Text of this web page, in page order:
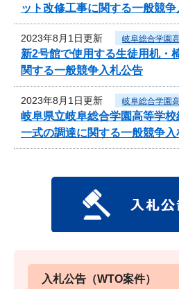
ット改修工事に関する一般競
2023年8月1日更新 岐阜総合学園
新2号館で使用する生徒用机・
関する一般競争入札公告
2023年8月1日更新 岐阜総合学園
岐阜県立岐阜総合学園高等学
一式の調達に関する一般競争入
入札公告（WTO案件）